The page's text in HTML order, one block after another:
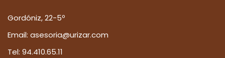
Gordóniz, 22-5º
Email: asesoria@urizar.com
Tel: 94.410.65.11